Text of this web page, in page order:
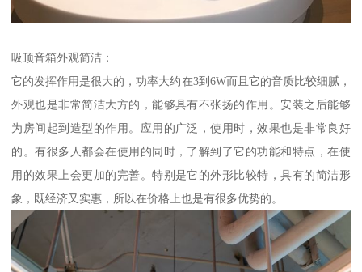
吸顶音箱外观简洁：
它的发挥作用是很大的，功率大约在3到6W而且它的音质比较细腻，
外观也是非常简洁大方的，能够具有不张扬的作用。安装之后能够
为房间起到造型的作用。应用的广泛，使用时，效果也是非常良好
的。有很多人都会在使用的同时，了解到了它的功能和特点，在使
用的效果上会更加的完善。特别是它的外形比较特，具有的简洁形
象，既经济又实惠，所以在价格上也是有很多优势的。